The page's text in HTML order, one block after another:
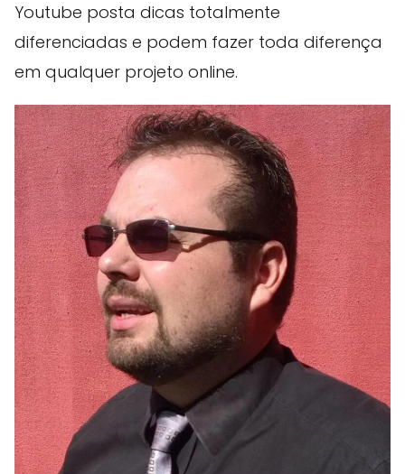
Youtube posta dicas totalmente
diferenciadas e podem fazer toda diferença
em qualquer projeto online.